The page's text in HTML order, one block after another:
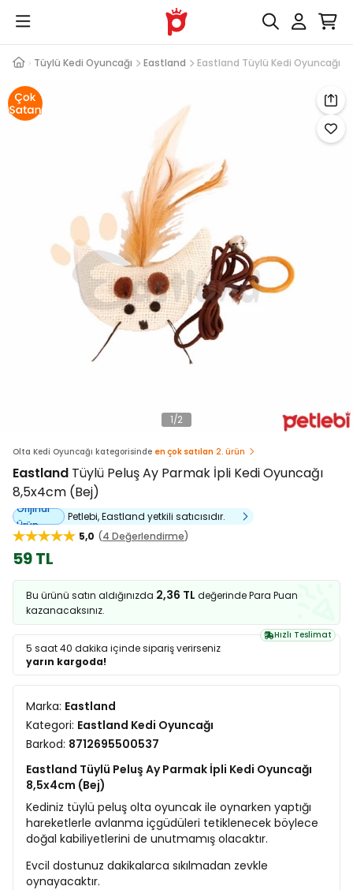
Tüylü Kedi Oyuncağı Eastland Eastland Tüylü Kedi Oyuncağı
1/2
Olta Kedi Oyuncağı kategorisinde en çok satılan 2. ürün
Eastland Tüylü Peluş Ay Parmak İpli Kedi Oyuncağı
8,5x4cm (Bej)
Orijinal
Ürün
Petlebi, Eastland yetkili satıcısıdır.
5,0
4 Değerlendirme
59 TL
Bu ürünü satın aldığınızda 2,36 TL değerinde Para Puan
kazanacaksınız.
Hızlı Teslimat
5 saat 40 dakika içinde sipariş verirseniz
yarın kargoda!
Marka: Eastland
Kategori: Eastland Kedi Oyuncağı
Barkod: 8712695500537
Eastland Tüylü Peluş Ay Parmak İpli Kedi Oyuncağı
8,5x4cm (Bej)
Kediniz tüylü peluş olta oyuncak ile oynarken yaptığı
hareketlerle avlanma içgüdüleri tetiklenecek böylece
doğal kabiliyetlerini de unutmamış olacaktır.
Evcil dostunuz dakikalarca sıkılmadan zevkle
oynayacaktır.